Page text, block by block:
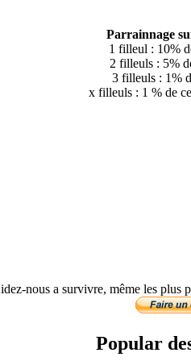
Parrainnage
1 filleul : 10%
2 filleuls : 5%
3 filleuls : 1%
x filleuls : 1 % de
nous a survivre, même les plus
Popular